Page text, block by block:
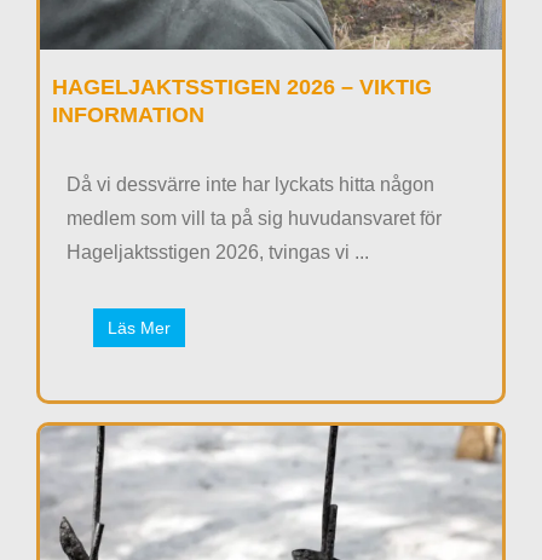
HAGELJAKTSSTIGEN 2026 – VIKTIG
INFORMATION
Då vi dessvärre inte har lyckats hitta någon
medlem som vill ta på sig huvudansvaret för
Hageljaktsstigen 2026, tvingas vi ...
Läs Mer